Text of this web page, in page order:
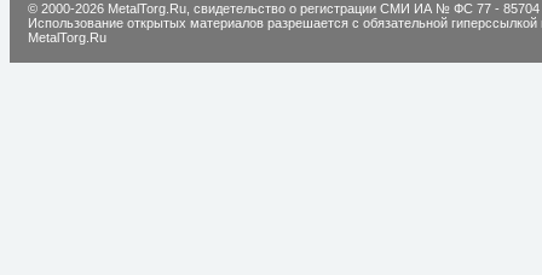
© 2000-2026 MetalTorg.Ru, cвидетельство о регистрации СМИ ИА № ФС 77 - 85704
Использование открытых материалов разрешается с обязательной гиперссылкой
MetalTorg.Ru